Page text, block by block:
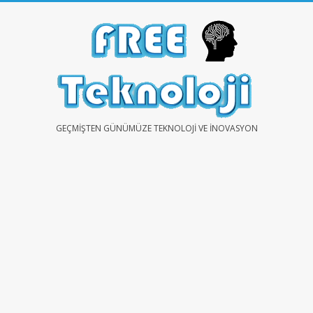
FREEGEÇMIŞTEN GÜNÜMÜZE TEKNOLOJI VE İNOVASYON